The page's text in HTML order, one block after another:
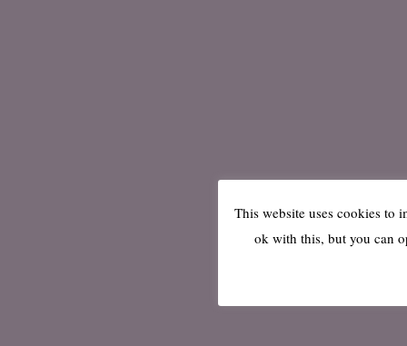
This website uses cookies to
ok with this, but you can